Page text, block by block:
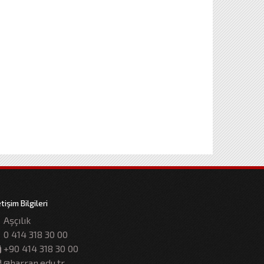
Bilgileri
Aşçılık
0 414 318 30 00
+90 414 318 30 00